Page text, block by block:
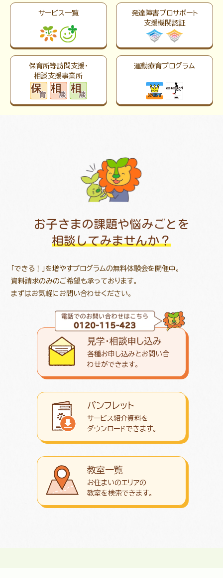
サービス一覧
発達障害プロサポート
支援機関認証
保育所等訪問支援・
相談支援事業所
運動療育プログラム
お子さまの課題や悩みごとを
相談してみませんか？
「できる！」を増やすプログラムの無料体験会を開催中。
資料請求のみのご希望も承っております。
まずはお気軽にお問い合わせください。
教室一覧
お住まいのエリアの
教室を検索できます。
パンフレット
サービス紹介資料を
ダウンロードできます。
見学・相談申し込み
各種お申し込みとお問い合
わせができます。